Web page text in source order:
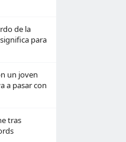
de la
para
un joven
a pasar con
tras